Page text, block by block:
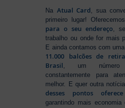
Na Atual Card , sua
primeiro lugar!
para o seu endereço ,
trabalho ou onde for mais
E ainda contamos com uma
11.000 balcões de
Brasil , um número
constantemente para
melhor. E quer outra
desses pontos
garantindo mais